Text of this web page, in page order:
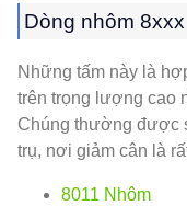
Dòng nhôm 8xxx
Những tấm này là
trên trọng lượng cao
Chúng thường được
trụ, nơi giảm cân là
8011 Nhôm